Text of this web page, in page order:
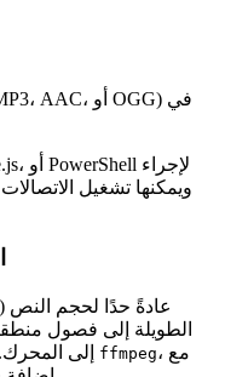
ffmpeg، مع